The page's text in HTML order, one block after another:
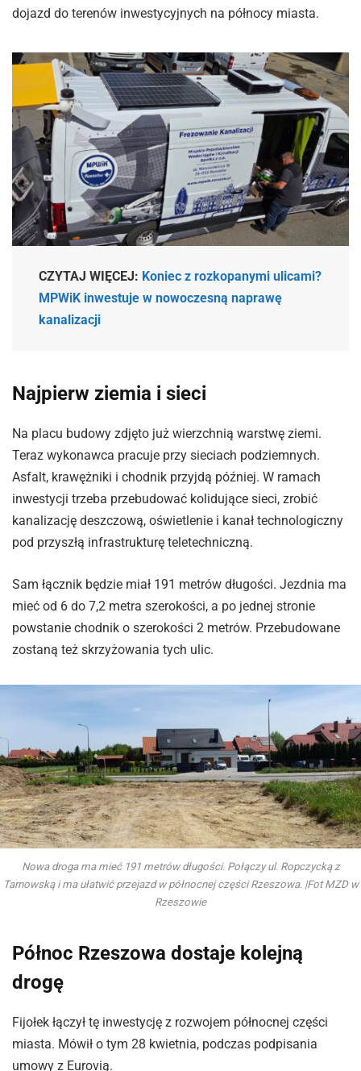
dojazd do terenów inwestycyjnych na północy miasta.
CZYTAJ WIĘCEJ: Koniec z rozkopanymi ulicami?
MPWiK inwestuje w nowoczesną naprawę
kanalizacji
Najpierw ziemia i sieci
Na placu budowy zdjęto już wierzchnią warstwę ziemi.
Teraz wykonawca pracuje przy sieciach podziemnych.
Asfalt, krawężniki i chodnik przyjdą później. W ramach
inwestycji trzeba przebudować kolidujące sieci, zrobić
kanalizację deszczową, oświetlenie i kanał technologiczny
pod przyszłą infrastrukturę teletechniczną.
Sam łącznik będzie miał 191 metrów długości. Jezdnia ma
mieć od 6 do 7,2 metra szerokości, a po jednej stronie
powstanie chodnik o szerokości 2 metrów. Przebudowane
zostaną też skrzyżowania tych ulic.
Nowa droga ma mieć 191 metrów długości. Połączy ul. Ropczycką z
Tarnowską i ma ułatwić przejazd w północnej części Rzeszowa. |Fot MZD w
Rzeszowie
Północ Rzeszowa dostaje kolejną
drogę
Fijołek łączył tę inwestycję z rozwojem północnej części
miasta. Mówił o tym 28 kwietnia, podczas podpisania
umowy z Eurovią.